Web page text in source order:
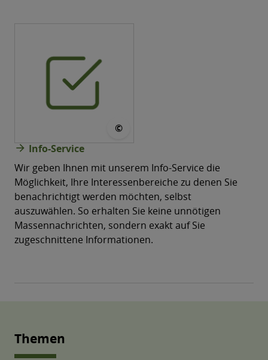
©
arrow_forward Info-Service
Wir geben Ihnen mit unserem Info-Service die
Möglichkeit, Ihre Interessenbereiche zu denen Sie
benachrichtigt werden möchten, selbst
auszuwählen. So erhalten Sie keine unnötigen
Massen­nachrichten, sondern exakt auf Sie
zugeschnittene Informationen.
Themen